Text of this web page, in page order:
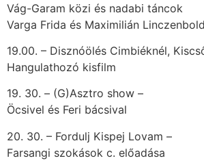
Vág-Garam közi és nadabi táncok
Varga Frida és Maximilián Linczenbold
19.00. – Disznóölés Cimbiéknél,
Hangulathozó kisfilm
19. 30. – (G)Asztro show –
Öcsivel és Feri bácsival
20. 30. – Fordulj Kispej Lovam –
Farsangi szokások c. előadása